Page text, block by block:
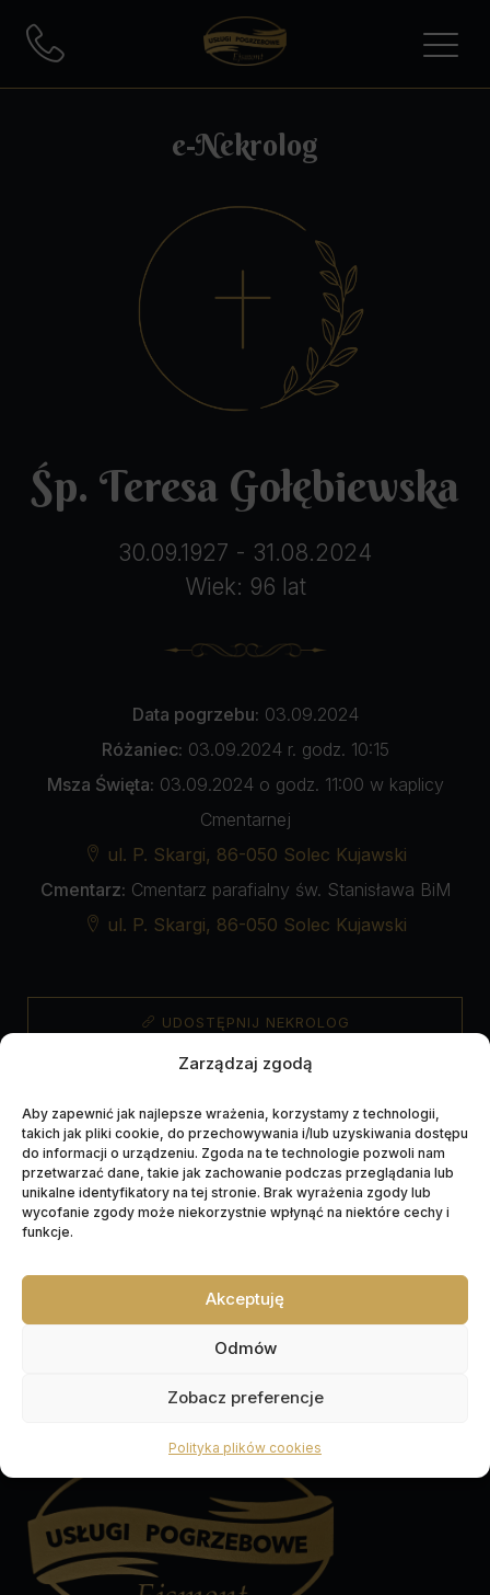
Zarządzaj zgodą
Aby zapewnić jak najlepsze wrażenia, korzystamy z technologii,
takich jak pliki cookie, do przechowywania i/lub uzyskiwania dostępu
do informacji o urządzeniu. Zgoda na te technologie pozwoli nam
przetwarzać dane, takie jak zachowanie podczas przeglądania lub
unikalne identyfikatory na tej stronie. Brak wyrażenia zgody lub
wycofanie zgody może niekorzystnie wpłynąć na niektóre cechy i
funkcje.
Akceptuję
Odmów
Zobacz preferencje
Polityka plików cookies
e-Nekrolog
Śp. Teresa Gołębiewska
30.09.1927 - 31.08.2024
Wiek: 96 lat
Data pogrzebu: 03.09.2024
Różaniec: 03.09.2024 r. godz. 10:15
Msza Święta: 03.09.2024 o godz. 11:00 w kaplicy
Cmentarnej
ul. P. Skargi, 86-050 Solec Kujawski
Cmentarz: Cmentarz parafialny św. Stanisława BiM
ul. P. Skargi, 86-050 Solec Kujawski
UDOSTĘPNIJ NEKROLOG
Napędzane przez technologię